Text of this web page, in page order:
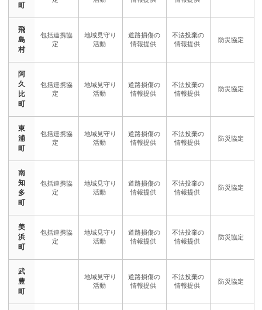
町
飛
島
村
阿
久
比
町
東
浦
町
南
知
多
町
美
浜
町
武
豊
町